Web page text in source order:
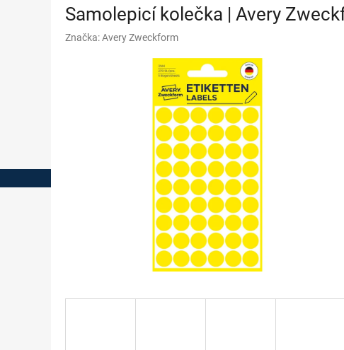
Samolepicí kolečka | Avery
Značka:Avery Zweckform